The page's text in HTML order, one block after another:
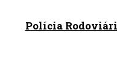
Polícia